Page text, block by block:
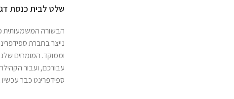
שלט לבית כנסת
הבשורה המשמעותית
נייצר בחברת
וממוקד. המומחים
עבורכם, ועבור
ספידפרינט כבר עכשיו